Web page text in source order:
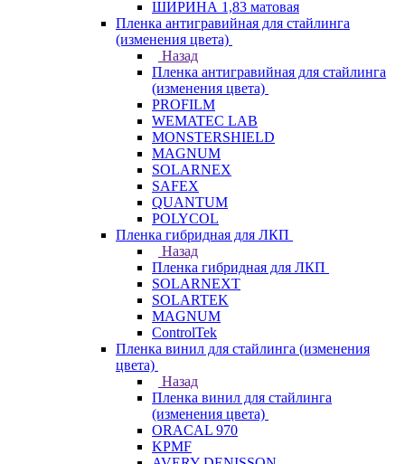
ШИРИНА 1,83 матовая
Пленка антигравийная для стайлинга
(изменения цвета)
Назад
Пленка антигравийная для стайлинга
(изменения цвета)
PROFILM
WEMATEC LAB
MONSTERSHIELD
MAGNUM
SOLARNEX
SAFEX
QUANTUM
POLYCOL
Пленка гибридная для ЛКП
Назад
Пленка гибридная для ЛКП
SOLARNEXT
SOLARTEK
MAGNUM
ControlTek
Пленка винил для стайлинга (изменения
цвета)
Назад
Пленка винил для стайлинга
(изменения цвета)
ORACAL 970
KPMF